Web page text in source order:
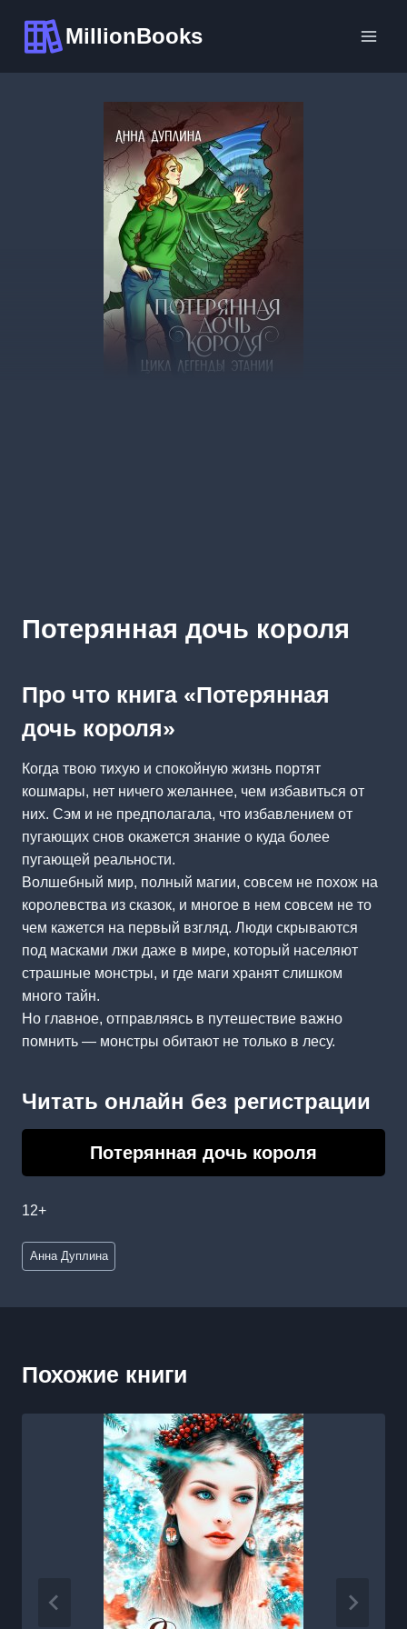
содержимому
MillionBooks
Потерянная дочь короля
Про что книга «Потерянная
дочь короля»
Когда твою тихую и спокойную жизнь портят
кошмары, нет ничего желаннее, чем избавиться от
них. Сэм и не предполагала, что избавлением от
пугающих снов окажется знание о куда более
пугающей реальности.
Волшебный мир, полный магии, совсем не похож на
королевства из сказок, и многое в нем совсем не то
чем кажется на первый взгляд. Люди скрываются
под масками лжи даже в мире, который населяют
страшные монстры, и где маги хранят слишком
много тайн.
Но главное, отправляясь в путешествие важно
помнить — монстры обитают не только в лесу.
Читать онлайн без регистрации
Потерянная дочь короля
12+
Метки
записи:
Анна Дуплина
Похожие книги